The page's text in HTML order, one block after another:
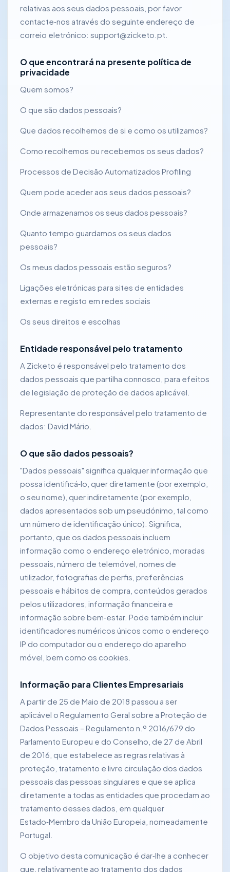
relativas aos seus dados pessoais, por favor
contacte‑nos através do seguinte endereço de
correio eletrónico: support@zicketo.pt.
O que encontrará na presente política de
privacidade
Quem somos?
O que são dados pessoais?
Que dados recolhemos de si e como os utilizamos?
Como recolhemos ou recebemos os seus dados?
Processos de Decisão Automatizados Profiling
Quem pode aceder aos seus dados pessoais?
Onde armazenamos os seus dados pessoais?
Quanto tempo guardamos os seus dados
pessoais?
Os meus dados pessoais estão seguros?
Ligações eletrónicas para sites de entidades
externas e registo em redes sociais
Os seus direitos e escolhas
Entidade responsável pelo tratamento
A Zicketo é responsável pelo tratamento dos
dados pessoais que partilha connosco, para efeitos
de legislação de proteção de dados aplicável.
Representante do responsável pelo tratamento de
dados: David Mário.
O que são dados pessoais?
"Dados pessoais" significa qualquer informação que
possa identificá‑lo, quer diretamente (por exemplo,
o seu nome), quer indiretamente (por exemplo,
dados apresentados sob um pseudónimo, tal como
um número de identificação único). Significa,
portanto, que os dados pessoais incluem
informação como o endereço eletrónico, moradas
pessoais, número de telemóvel, nomes de
utilizador, fotografias de perfis, preferências
pessoais e hábitos de compra, conteúdos gerados
pelos utilizadores, informação financeira e
informação sobre bem‑estar. Pode também incluir
identificadores numéricos únicos como o endereço
IP do computador ou o endereço do aparelho
móvel, bem como os cookies.
Informação para Clientes Empresariais
A partir de 25 de Maio de 2018 passou a ser
aplicável o Regulamento Geral sobre a Proteção de
Dados Pessoais – Regulamento n.º 2016/679 do
Parlamento Europeu e do Conselho, de 27 de Abril
de 2016, que estabelece as regras relativas à
proteção, tratamento e livre circulação dos dados
pessoais das pessoas singulares e que se aplica
diretamente a todas as entidades que procedam ao
tratamento desses dados, em qualquer
Estado‑Membro da União Europeia, nomeadamente
Portugal.
O objetivo desta comunicação é dar‑lhe a conhecer
que, relativamente ao tratamento dos dados